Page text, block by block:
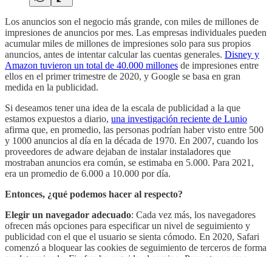
Los anuncios son el negocio más grande, con miles de millones de
impresiones de anuncios por mes. Las empresas individuales pueden
acumular miles de millones de impresiones solo para sus propios
anuncios, antes de intentar calcular las cuentas generales. Disney y
Amazon tuvieron un total de 40.000 millones de impresiones entre
ellos en el primer trimestre de 2020, y Google se basa en gran
medida en la publicidad.
Si deseamos tener una idea de la escala de publicidad a la que
estamos expuestos a diario, una investigación reciente de Lunio
afirma que, en promedio, las personas podrían haber visto entre 500
y 1000 anuncios al día en la década de 1970. En 2007, cuando los
proveedores de adware dejaban de instalar instaladores que
mostraban anuncios era común, se estimaba en 5.000. Para 2021,
era un promedio de 6.000 a 10.000 por día.
Entonces, ¿qué podemos hacer al respecto?
Elegir un navegador adecuado: Cada vez más, los navegadores
ofrecen más opciones para especificar un nivel de seguimiento y
publicidad con el que el usuario se sienta cómodo. En 2020, Safari
comenzó a bloquear las cookies de seguimiento de terceros de forma